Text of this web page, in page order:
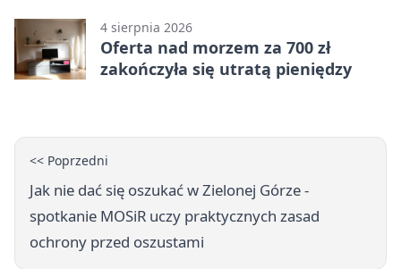
4 sierpnia 2026
Oferta nad morzem za 700 zł
zakończyła się utratą pieniędzy
<< Poprzedni
Jak nie dać się oszukać w Zielonej Górze -
spotkanie MOSiR uczy praktycznych zasad
ochrony przed oszustami